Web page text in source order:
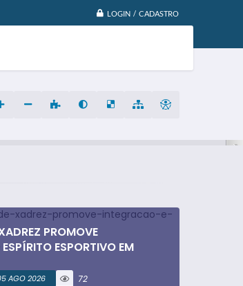
LOGIN / CADASTRO
PROMOVE
ESPORTIVO EM
AGO 2026
72